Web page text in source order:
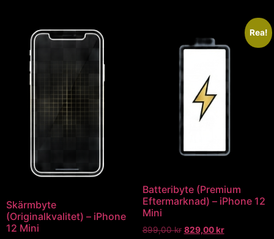
Skärmbyte
(Originalkvalitet) – iPhone
12 Mini
Rea!
Batteribyte (Premium
Eftermarknad) – iPhone 12
Mini
899,00kr 829,00kr